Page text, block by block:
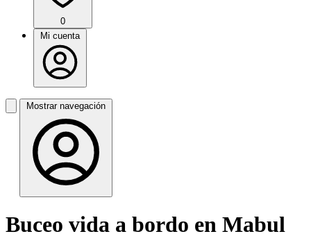
0
Mi cuenta
Mostrar navegación
Buceo vida a bordo en Mabul